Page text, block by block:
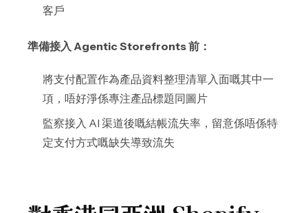
客戶
準備接入 Agentic Storefronts 前：
將支付配置作為產品資料整理清單入面嘅其中一
項，唔好淨係專注產品標題同圖片
監察接入 AI 渠道後嘅結帳流失率，留意係唔係特
定支付方式嘅缺失導致流失